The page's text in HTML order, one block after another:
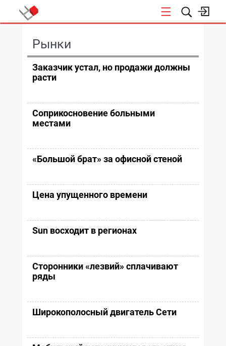
Рынки
Заказчик устал, но продажи должны
расти
Соприкосновение больными
местами
«Большой брат» за офисной стеной
Цена упущенного времени
Sun восходит в регионах
Сторонники «лезвий» сплачивают
ряды
Широкополосный двигатель Сети